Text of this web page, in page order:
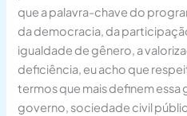
que a palavra-chave do
da democracia, da
igualdade de gênero, a
deficiência, eu acho que
termos que mais definem
governo, sociedade civil